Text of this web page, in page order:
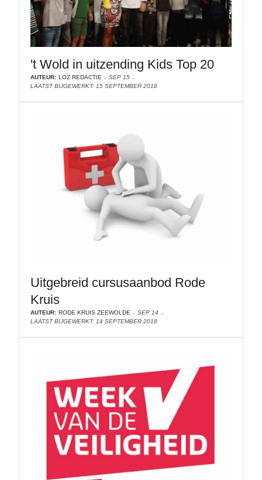
't Wold in uitzending Kids Top 20
AUTEUR: LOZ REDACTIE
SEP 15
LAATST BIJGEWERKT: 15 SEPTEMBER 2018
Uitgebreid cursusaanbod Rode
Kruis
AUTEUR: RODE KRUIS ZEEWOLDE
SEP 14
LAATST BIJGEWERKT: 14 SEPTEMBER 2018